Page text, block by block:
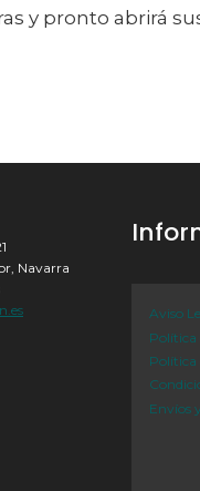
y pronto abrirá
Navarra
Aviso
Política
Política
Envíos